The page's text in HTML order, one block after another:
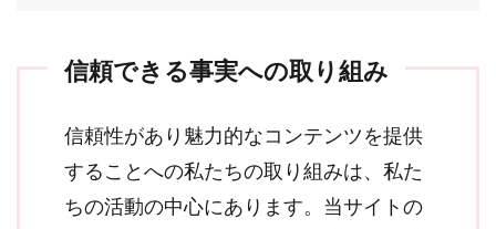
信頼できる事実への取り組み
信頼性があり魅力的なコンテンツを提供
することへの私たちの取り組みは、私た
ちの活動の中心にあります。当サイトの